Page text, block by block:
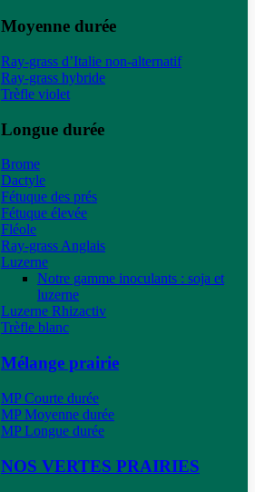
Moyenne durée
Ray-grass d’Italie non-alternatif
Ray-grass hybride
Trèfle violet
Longue durée
Brome
Dactyle
Fétuque des prés
Fétuque élevée
Fléole
Ray-grass Anglais
Luzerne
Notre gamme inoculants : soja et
luzerne
Luzerne Rhizactiv
Trèfle blanc
Mélange prairie
MP Courte durée
MP Moyenne durée
MP Longue durée
NOS VERTES PRAIRIES